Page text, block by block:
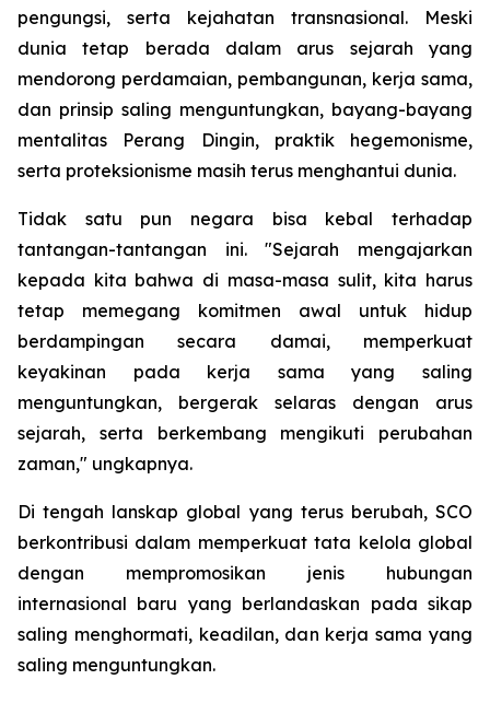
pengungsi, serta kejahatan transnasional. Meski
dunia tetap berada dalam arus sejarah yang
mendorong perdamaian, pembangunan, kerja sama,
dan prinsip saling menguntungkan, bayang-bayang
mentalitas Perang Dingin, praktik hegemonisme,
serta proteksionisme masih terus menghantui dunia.
Tidak satu pun negara bisa kebal terhadap
tantangan-tantangan ini. "Sejarah mengajarkan
kepada kita bahwa di masa-masa sulit, kita harus
tetap memegang komitmen awal untuk hidup
berdampingan secara damai, memperkuat
keyakinan pada kerja sama yang saling
menguntungkan, bergerak selaras dengan arus
sejarah, serta berkembang mengikuti perubahan
zaman," ungkapnya.
Di tengah lanskap global yang terus berubah, SCO
berkontribusi dalam memperkuat tata kelola global
dengan mempromosikan jenis hubungan
internasional baru yang berlandaskan pada sikap
saling menghormati, keadilan, dan kerja sama yang
saling menguntungkan.